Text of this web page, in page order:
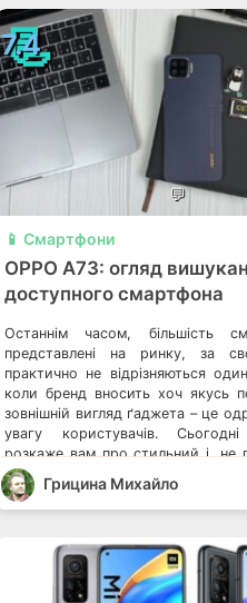
📃
7.4
💬
📱 Смартфони
OPPO A73: огляд
доступного смартфона
Останнім часом, більшість
представлені на ринку, за
практично не відрізняються
коли бренд вносить хоч якусь
зовнішній вигляд ґаджета – це
увагу користувачів.
розкаже вам про стильний і, не
слова, вишуканий смартфон під
A73. Samsung Galaxy […]
Грицина Михайло